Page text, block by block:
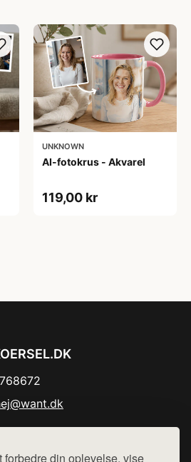
din oplevelse, vise
UNKNOWN
AI-fotokrus - Akvarel
119,00 kr